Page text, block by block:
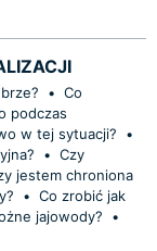
• Co
podczas
w tej sytuacji?
•
• Czy
jestem chroniona
• Co zrobić jak
jajowody?
•